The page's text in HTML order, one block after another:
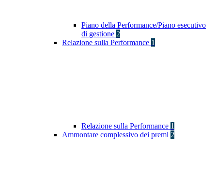
Piano della Performance/Piano esecutivo
di gestione 2
Relazione sulla Performance 1
Relazione sulla Performance 1
Ammontare complessivo dei premi 2